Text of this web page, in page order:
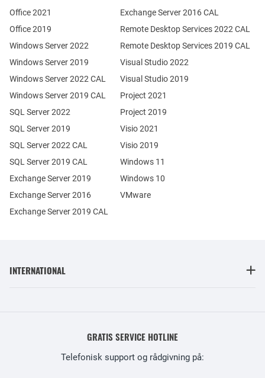
Office 2021
Office 2019
Windows Server 2022
Windows Server 2019
Exchange Server 2019
Exchange Server 2016
SQL Server 2022
SQL Server 2019
Windows Server 2022 CAL
Windows Server 2019 CAL
SQL Server 2022 CAL
SQL Server 2019 CAL
Remote Desktop Services 2022 CAL
Remote Desktop Services 2019 CAL
Exchange Server 2019 CAL
Exchange Server 2016 CAL
Visual Studio 2022
Visual Studio 2019
Project 2021
Project 2019
Visio 2021
Visio 2019
Windows 11
Windows 10
VMware
INTERNATIONAL
GRATIS SERVICE HOTLINE
Telefonisk support og rådgivning på: